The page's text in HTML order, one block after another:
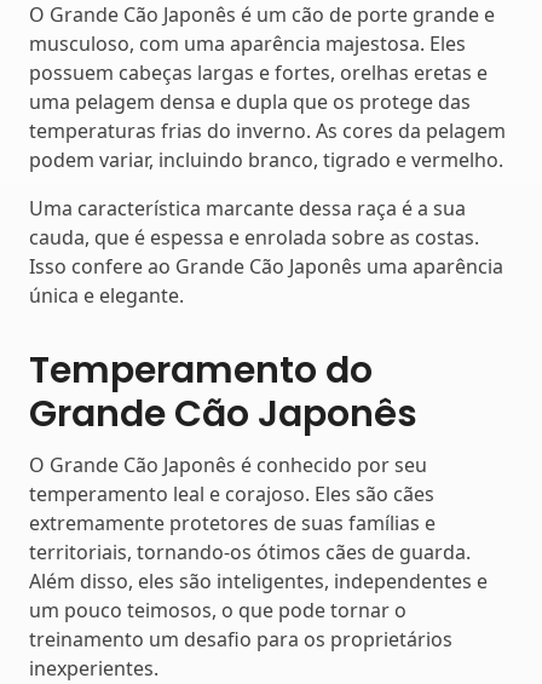
O Grande Cão Japonês é um cão de porte grande e
musculoso, com uma aparência majestosa. Eles
possuem cabeças largas e fortes, orelhas eretas e
uma pelagem densa e dupla que os protege das
temperaturas frias do inverno. As cores da pelagem
podem variar, incluindo branco, tigrado e vermelho.
Uma característica marcante dessa raça é a sua
cauda, que é espessa e enrolada sobre as costas.
Isso confere ao Grande Cão Japonês uma aparência
única e elegante.
Temperamento do
Grande Cão Japonês
O Grande Cão Japonês é conhecido por seu
temperamento leal e corajoso. Eles são cães
extremamente protetores de suas famílias e
territoriais, tornando-os ótimos cães de guarda.
Além disso, eles são inteligentes, independentes e
um pouco teimosos, o que pode tornar o
treinamento um desafio para os proprietários
inexperientes.